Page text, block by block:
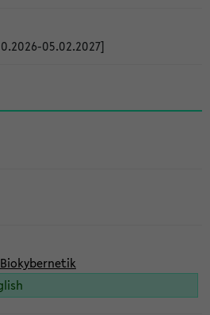
05.02.2027]